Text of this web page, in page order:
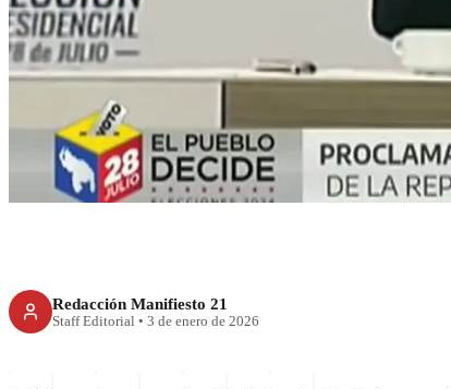
captura de
operación
Redacción Manifiesto 21
Staff Editorial • 3 de enero de 2026